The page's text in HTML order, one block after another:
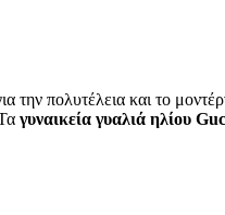
την πολυτέλεια και το
γυναικεία γυαλιά ηλίου